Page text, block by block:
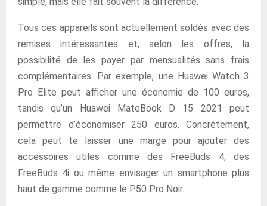
Tous ces appareils sont actuellement soldés avec des
remises intéressantes et, selon les offres, la
possibilité de les payer par mensualités sans frais
complémentaires. Par exemple, une Huawei Watch 3
Pro Elite peut afficher une économie de 100 euros,
tandis qu’un Huawei MateBook D 15 2021 peut
permettre d’économiser 250 euros. Concrètement,
cela peut te laisser une marge pour ajouter des
accessoires utiles comme des FreeBuds 4, des
FreeBuds 4i ou même envisager un smartphone plus
haut de gamme comme le P50 Pro Noir.